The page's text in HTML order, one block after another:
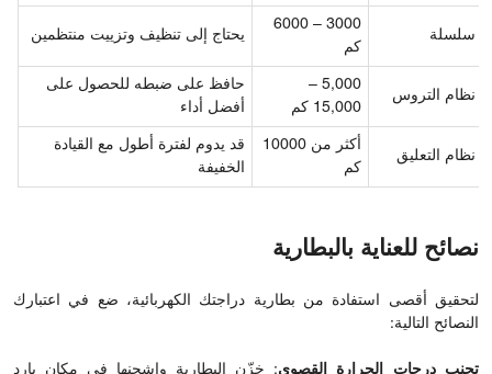
سلسلة
3000 – 6000
كم
يحتاج إلى تنظيف وتزييت منتظمين
نظام التروس
5,000 –
15,000 كم
حافظ على ضبطه للحصول على
أفضل أداء
نظام التعليق
أكثر من 10000
كم
قد يدوم لفترة أطول مع القيادة
الخفيفة
نصائح للعناية بالبطارية
لتحقيق أقصى استفادة من بطارية دراجتك الكهربائية، ضع في اعتبارك
النصائح التالية:
تجنب درجات الحرارة القصوى: خزّن البطارية واشحنها في مكان بارد